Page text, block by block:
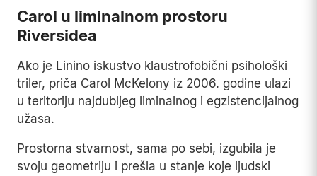
Carol u liminalnom prostoru
Riversidea
Ako je Linino iskustvo klaustrofobični psihološki
triler, priča Carol McKelony iz 2006. godine ulazi
u teritoriju najdubljeg liminalnog i egzistencijalnog
užasa.
Prostorna stvarnost, sama po sebi, izgubila je
svoju geometriju i prešla u stanje koje ljudski